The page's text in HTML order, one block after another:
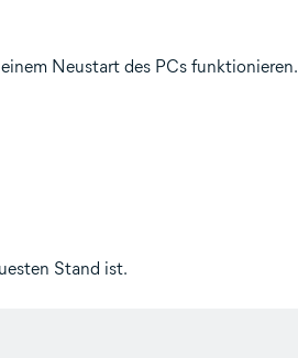
Neustart des PCs funktionieren.
Stand ist.